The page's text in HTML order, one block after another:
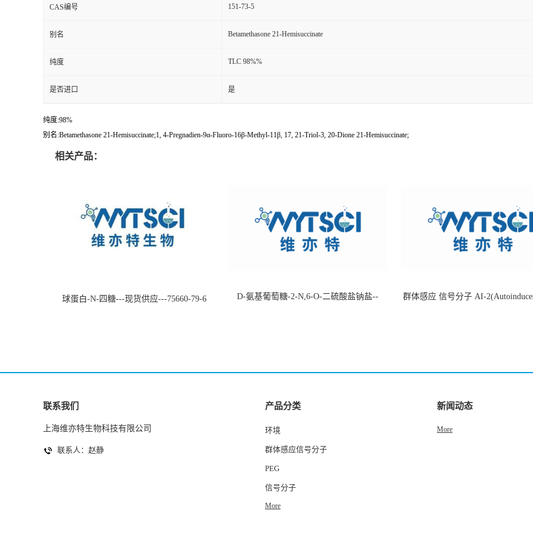
CAS编号 151-73-5
别名 Betamethasone 21-Hemisuccinate
纯度 TLC 98%%
是否进口 是
纯度:98%
别名:Betamethasone 21-Hemisuccinate;1, 4-Pregnadien-9α-Fluoro-16β-Methyl-11β, 17, 21-Triol-3, 20-Dione 21-Hemisuccinate;
相关产品：
球蛋白-N-四糖---现货供应---75660-79-6
D-氨基葡萄糖-2-N,6-O-二硫酸盐钠盐--
群体感应 信号分子 AI-
联系我们
上海维亦特生物科技有限公司
联系人：赵静
产品分类
环境
群体感应信号分子
PEG
信号分子
More
新闻动态
More